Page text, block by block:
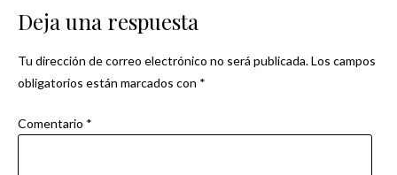
Deja una respuesta
Tu dirección de correo electrónico no será publicada.Los campos
obligatorios están marcados con *
Comentario *